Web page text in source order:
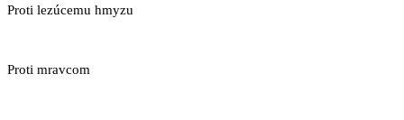
Proti lezúcemu hmyzu
Proti mravcom